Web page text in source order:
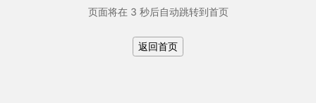
页面将在 3 秒后自动跳转到首页
返回首页